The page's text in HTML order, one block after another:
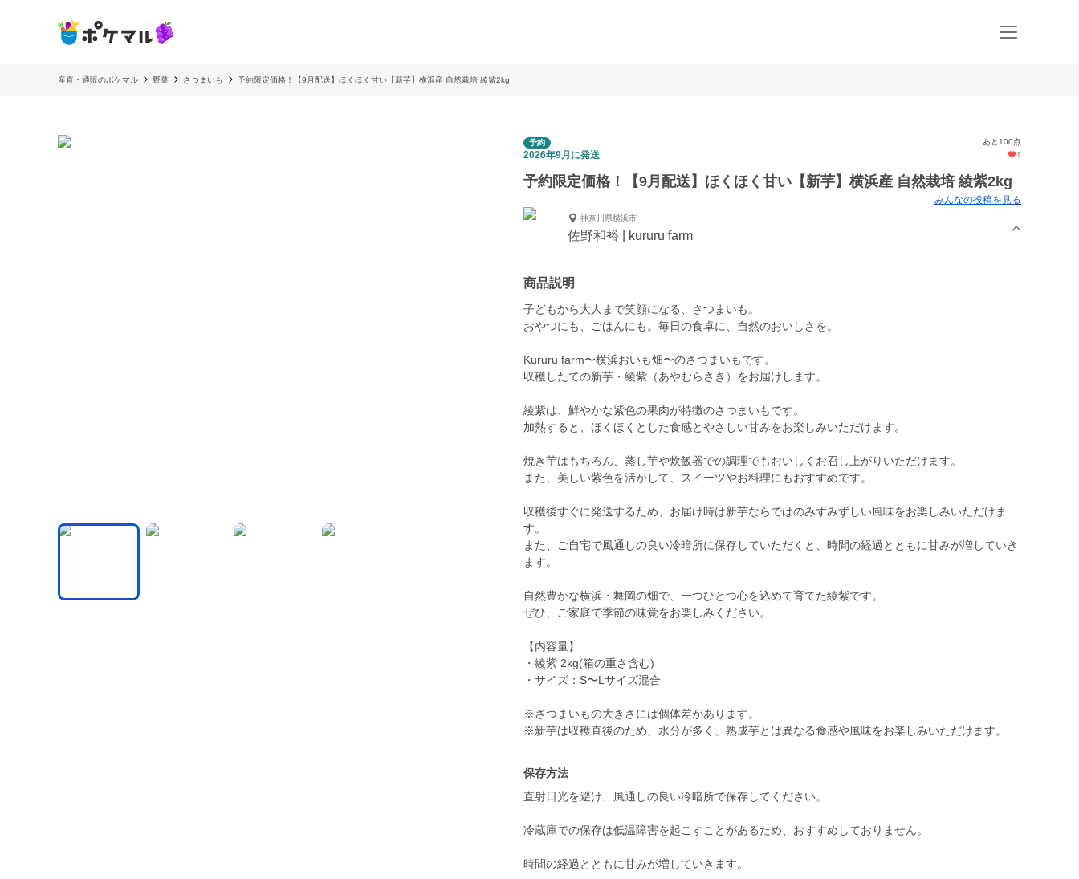
産直・通販のポケマル 野菜 さつまいも 予約限定価格！【9月配送】ほくほく甘い【新芋】横浜産 自然栽培 綾紫2kg
予約 あと100点
2026年9月に発送 1
予約限定価格！【9月配送】ほくほく甘い【新芋】横浜産 自然栽培 綾紫2kg
みんなの投稿を見る
神奈川県横浜市
佐野和裕 | kururu farm
商品説明
子どもから大人まで笑顔になる、さつまいも。
おやつにも、ごはんにも。毎日の食卓に、自然のおいしさを。
Kururu farm〜横浜おいも畑〜のさつまいもです。
収穫したての新芋・綾紫（あやむらさき）をお届けします。
綾紫は、鮮やかな紫色の果肉が特徴のさつまいもです。
加熱すると、ほくほくとした食感とやさしい甘みをお楽しみいただけます。
焼き芋はもちろん、蒸し芋や炊飯器での調理でもおいしくお召し上がりいただけます。
また、美しい紫色を活かして、スイーツやお料理にもおすすめです。
収穫後すぐに発送するため、お届け時は新芋ならではのみずみずしい風味をお楽しみいただけま
す。
また、ご自宅で風通しの良い冷暗所に保存していただくと、時間の経過とともに甘みが増していき
ます。
自然豊かな横浜・舞岡の畑で、一つひとつ心を込めて育てた綾紫です。
ぜひ、ご家庭で季節の味覚をお楽しみください。
【内容量】
・綾紫 2kg(箱の重さ含む)
・サイズ：S〜Lサイズ混合
※さつまいもの大きさには個体差があります。
保存方法
直射日光を避け、風通しの良い冷暗所で保存してください。
冷蔵庫での保存は低温障害を起こすことがあるため、おすすめしておりません。
時間の経過とともに甘みが増していきます。